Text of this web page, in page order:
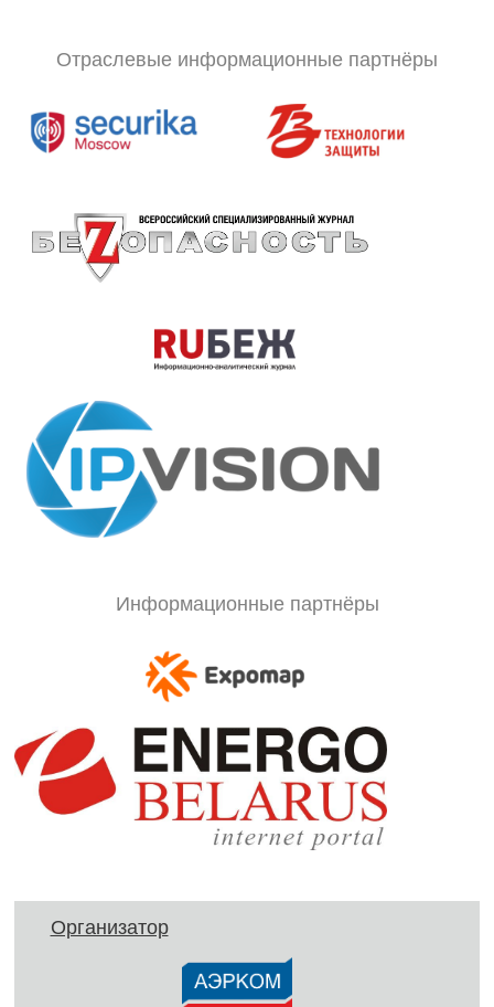
Отраслевые информационные партнёры
Информационные партнёры
Организатор